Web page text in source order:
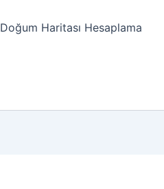
Doğum Haritası Hesaplama